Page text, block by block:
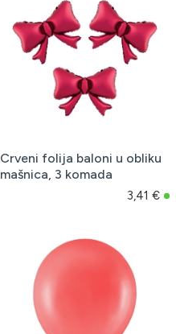
Crveni folija baloni u obliku
mašnica, 3 komada
3,41 €